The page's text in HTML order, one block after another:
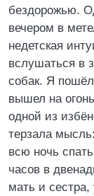
бездорожью.
вечером в
недетская
вслушаться в
собак. Я пошёл
вышел на
одной из
терзала
всю ночь
часов в
мать и